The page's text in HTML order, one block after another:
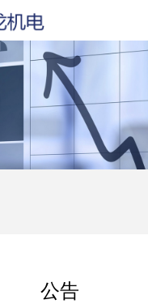
公告